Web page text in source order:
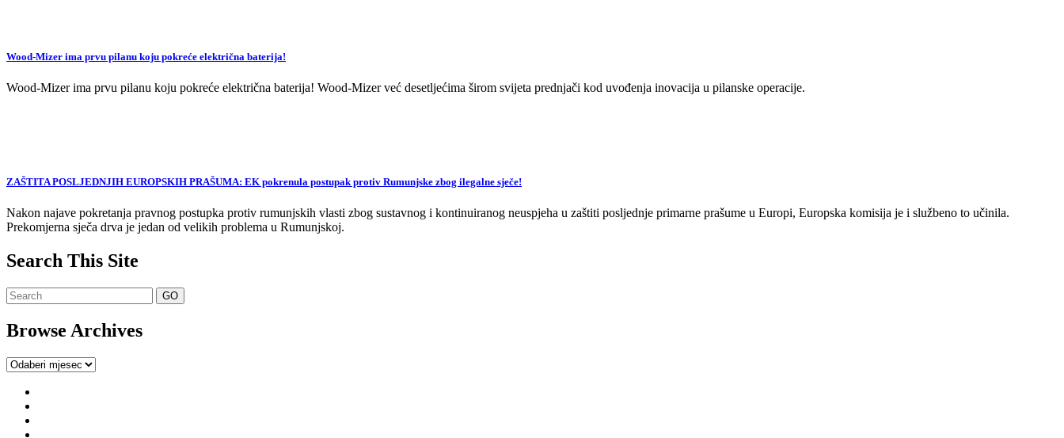
Wood-Mizer ima prvu pilanu koju pokreće električna baterija!
Wood-Mizer ima prvu pilanu koju pokreće električna baterija! Wood-Mizer već desetljećima širom svijeta prednjači kod uvođenja inovacija u pilanske operacije.
ZAŠTITA POSLJEDNJIH EUROPSKIH PRAŠUMA: EK pokrenula postupak protiv Rumunjske zbog ilegalne sječe!
Nakon najave pokretanja pravnog postupka protiv rumunjskih vlasti zbog sustavnog i kontinuiranog neuspjeha u zaštiti posljednje primarne prašume u Europi, Europska komisija je i službeno to učinila.
Prekomjerna sječa drva je jedan od velikih problema u Rumunjskoj.
Search This Site
Browse Archives
Browse